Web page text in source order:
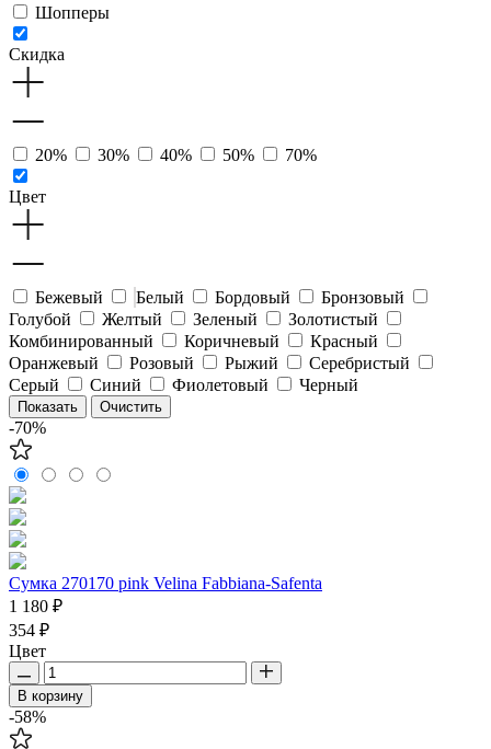
Шопперы
Скидка
20% 30% 40% 50% 70%
Цвет
Бежевый Белый Бордовый
Бронзовый
Голубой
Желтый Зеленый
Золотистый
Комбинированный
Коричневый
Красный
Оранжевый
Розовый Рыжий
Серебристый
Серый
Синий Фиолетовый Черный
-70%
Сумка 270170 pink Velina Fabbiana-Safenta
1 180 ₽
354 ₽
Цвет
В корзину
-58%